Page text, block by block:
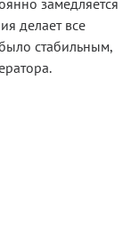
замедляется
делает все
стабильным,